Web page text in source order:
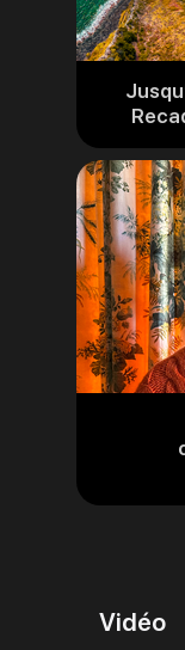
Vidéo